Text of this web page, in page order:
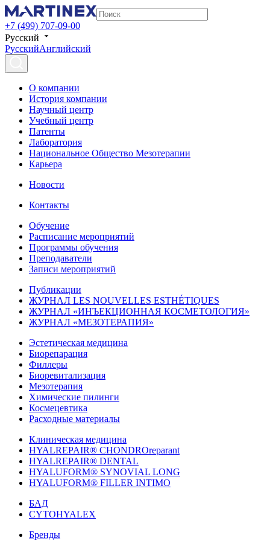
+7 (499) 707-09-00
Русский
РусскийАнглийский
О компании
История компании
Научный центр
Учебный центр
Патенты
Лаборатория
Национальное Общество Мезотерапии
Карьера
Новости
Контакты
Обучение
Расписание мероприятий
Программы обучения
Преподаватели
Записи мероприятий
Публикации
ЖУРНАЛ LES NOUVELLES ESTHÉTIQUES
ЖУРНАЛ «ИНЪЕКЦИОННАЯ КОСМЕТОЛОГИЯ»
ЖУРНАЛ «МЕЗОТЕРАПИЯ»
Эстетическая медицина
Биорепарация
Филлеры
Биоревитализация
Мезотерапия
Химические пилинги
Космецевтика
Расходные материалы
Клиническая медицина
HYALREPAIR® CHONDROreparant
HYALREPAIR® DENTAL
HYALUFORM® SYNOVIAL LONG
HYALUFORM® FILLER INTIMO
БАД
CYTOHYALEX
Бренды